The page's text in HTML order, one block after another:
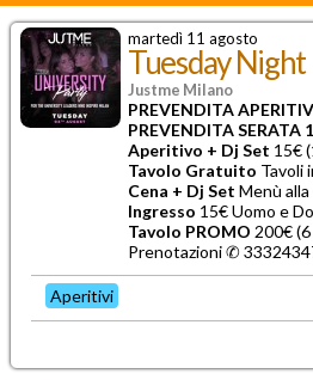
martedì 11 agosto
Tuesday Night
Justme Milano
PREVENDITA
PREVENDITA SERATA
Aperitivo + Dj Set 15€
Tavolo Gratuito Tavoli
Cena + Dj Set Menù
Ingresso 15€ Uomo e
Tavolo PROMO 200€
Prenotazioni ✆
Aperitivi